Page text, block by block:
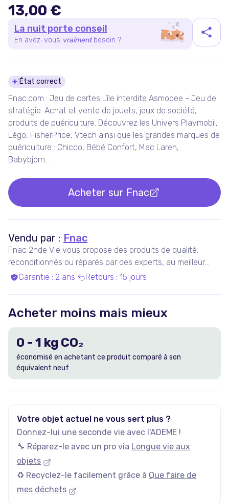
13,00 €
La nuit porte conseil
En avez-vous vraiment besoin ?
Détails du produit
État correct
Fnac.com : Jeu de cartes L'île interdite Asmodee - Jeu de
stratégie. Achat et vente de jouets, jeux de société,
produits de puériculture. Découvrez les Univers Playmobil,
Légo, FisherPrice, Vtech ainsi que les grandes marques de
puériculture : Chicco, Bébé Confort, Mac Laren,
Babybjörn...
Acheter sur Fnac
Vendu par : Fnac
Fnac 2nde Vie vous propose des produits de qualité,
reconditionnés ou réparés par des experts, au meilleur
prix.Garantie : 2 ans Retours : 15 jours
Acheter moins mais mieux
0 - 1 kg CO₂
économisé en achetant ce produit comparé à son
équivalent neuf
Votre objet actuel ne vous sert plus ?
Donnez-lui une seconde vie avec l'ADEME !
🔧 Réparez-le avec un pro via Longue vie aux
objets
♻️ Recyclez-le facilement grâce à Que faire de
mes déchets